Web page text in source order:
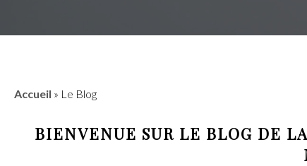
Accueil » Le Blog
BIENVENUE SUR LE BLOG DE